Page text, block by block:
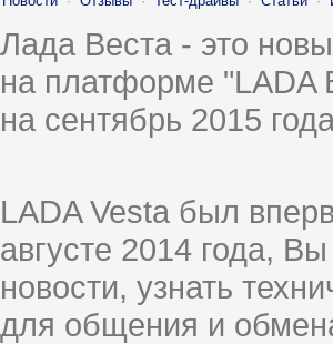
Лада Веста - это
на платформе "LADA
на сентябрь 2015
LADA Vesta был
августе 2014 года,
новости, узнать
для общения и